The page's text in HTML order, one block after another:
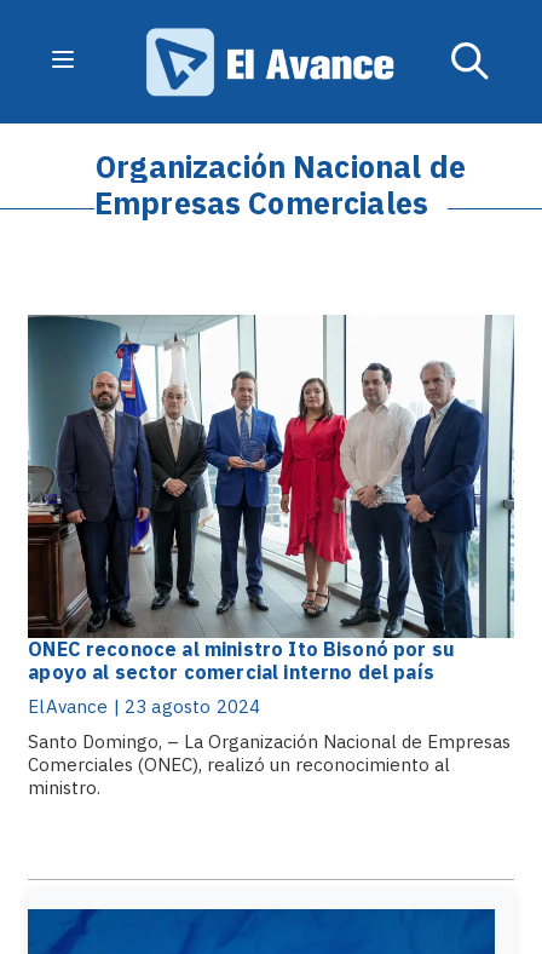
Organización Nacional de
Empresas Comerciales
ONEC reconoce al ministro Ito Bisonó por su
apoyo al sector comercial interno del país
ElAvance | 23 agosto 2024
Santo Domingo, – La Organización Nacional de Empresas
Comerciales (ONEC), realizó un reconocimiento al
ministro.